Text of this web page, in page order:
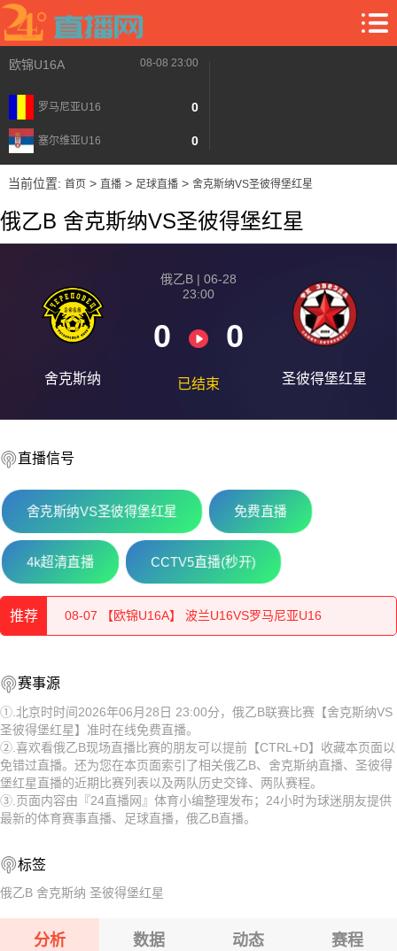
欧锦U16A 08-08 23:00
罗马尼亚U16 0
塞尔维亚U16 0
当前位置: 首页> 直播> 足球直播> 舍克斯纳VS圣彼得堡红星
俄乙B 舍克斯纳VS圣彼得堡红星
舍克斯纳
俄乙B | 06-28
23:00
0 0
已结束 圣彼得堡红星
直播信号
舍克斯纳VS圣彼得堡红星 免费直播
4k超清直播 CCTV5直播(秒开)
推荐
08-08 【欧锦U16A】 罗马尼亚U16VS塞尔维亚U16
08-07 【欧锦U16A】 波兰U16VS罗马尼亚U16
08-07 【欧锦U16B】 斯洛伐克U16VS黑山U16
08-07 【越南联】 河内水牛VS岘港龙
08-07 【欧锦U16A】 意大利U16VS拉脱维亚U16
08-07 【国际赛女】 中国女篮VS尼日利亚女篮
08-07 【欧锦U16A】 德国U16VS比利时U16
08-07 【欧锦U16B】 匈牙利U16VS奥地利U16
08-07 【欧锦U16B】 斯洛伐克U16VS黑山U16
08-07 【欧锦U16A】 西班牙U16VS希腊U16
赛事源
①.北京时时间2026年06月28日 23:00分，俄乙B联赛比赛【舍克斯纳VS
圣彼得堡红星】准时在线免费直播。
②.喜欢看俄乙B现场直播比赛的朋友可以提前【CTRL+D】收藏本页面以
免错过直播。还为您在本页面索引了相关俄乙B、舍克斯纳直播、圣彼得
堡红星直播的近期比赛列表以及两队历史交锋、两队赛程。
③.页面内容由『24直播网』体育小编整理发布；24小时为球迷朋友提供
最新的体育赛事直播、足球直播，俄乙B直播。
标签
俄乙B 舍克斯纳 圣彼得堡红星
分析 数据 动态 赛程